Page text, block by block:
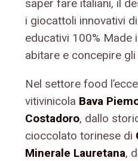
saper fare italiani, il
i giocattoli innovativi di
educativi 100% Made
abitare e concepire
Nel settore food
vitivinicola Bava
Costadoro, dallo
cioccolato torinese di
Minerale Lauretana,